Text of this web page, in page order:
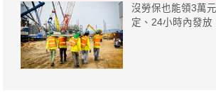
沒勞保也能領3萬
定、24小時內發放